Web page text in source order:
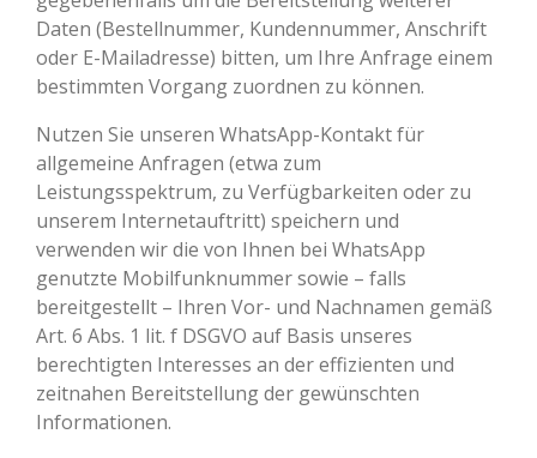
Daten (Bestellnummer, Kundennummer, Anschrift
oder E-Mailadresse) bitten, um Ihre Anfrage einem
bestimmten Vorgang zuordnen zu können.
Nutzen Sie unseren WhatsApp-Kontakt für
allgemeine Anfragen (etwa zum
Leistungsspektrum, zu Verfügbarkeiten oder zu
unserem Internetauftritt) speichern und
verwenden wir die von Ihnen bei WhatsApp
genutzte Mobilfunknummer sowie – falls
bereitgestellt – Ihren Vor- und Nachnamen gemäß
Art. 6 Abs. 1 lit. f DSGVO auf Basis unseres
berechtigten Interesses an der effizienten und
zeitnahen Bereitstellung der gewünschten
Informationen.